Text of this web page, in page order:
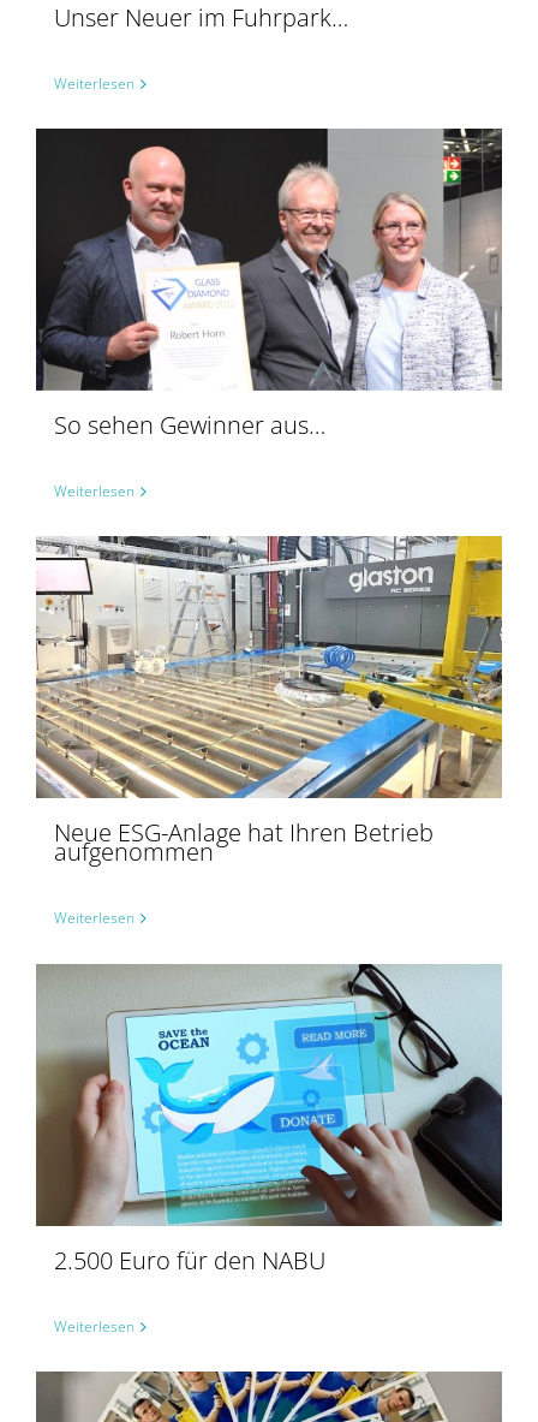
Unser Neuer im Fuhrpark…
Weiterlesen
So sehen Gewinner aus…
Weiterlesen
Neue ESG-Anlage hat Ihren Betrieb
aufgenommen
Weiterlesen
2.500 Euro für den NABU
Weiterlesen